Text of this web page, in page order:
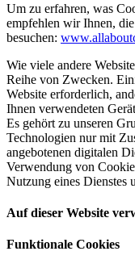
Um zu erfahren, was
empfehlen wir Ihnen,
besuchen:
Wie viele andere
Reihe von Zwecken.
Website erforderlich,
Ihnen verwendeten
Es gehört zu unseren
Technologien nur mit
angebotenen digitalen
Verwendung von
Nutzung eines Dienstes
Auf dieser Website
Funktionale Cookies